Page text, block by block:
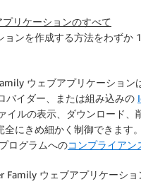
リケーションのすべて
ョンを作成する方法をわず
ウェブアプリケーション
バイダー、または組み込みの
イルの表示、ダウンロード
にきめ細かく制御できます
ログラムへのコンプライアン
Family ウェブアプリケーシ